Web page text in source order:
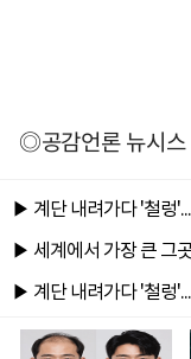
◎공감언론 뉴시스